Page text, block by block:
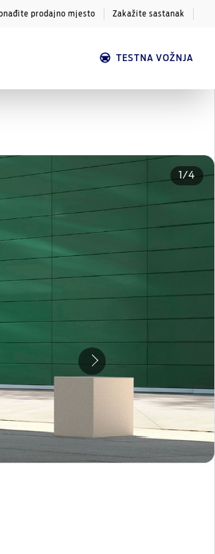
prodajno mjesto Zakažite sastanak
TESTNA VOŽNJA
sa Ford E‑Transit
/4